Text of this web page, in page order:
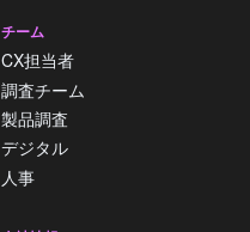
チーム
CX担当者
調査チーム
製品調査
デジタル
人事